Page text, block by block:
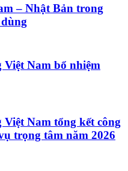
– Nhật Bản trong
Nam bổ nhiệm
Nam tổng kết công
trọng tâm năm 2026